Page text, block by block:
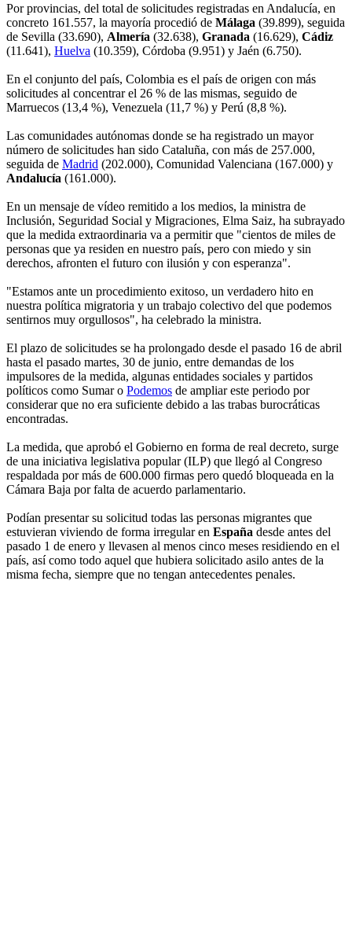
Por provincias, del total de solicitudes registradas en Andalucía, en
concreto 161.557, la mayoría procedió de Málaga (39.899), seguida
de Sevilla (33.690), Almería (32.638), Granada (16.629), Cádiz
(11.641), Huelva (10.359), Córdoba (9.951) y Jaén (6.750).
En el conjunto del país, Colombia es el país de origen con más
solicitudes al concentrar el 26 % de las mismas, seguido de
Marruecos (13,4 %), Venezuela (11,7 %) y Perú (8,8 %).
Las comunidades autónomas donde se ha registrado un mayor
número de solicitudes han sido Cataluña, con más de 257.000,
seguida de Madrid (202.000), Comunidad Valenciana (167.000) y
Andalucía (161.000).
En un mensaje de vídeo remitido a los medios, la ministra de
Inclusión, Seguridad Social y Migraciones, Elma Saiz, ha subrayado
que la medida extraordinaria va a permitir que "cientos de miles de
personas que ya residen en nuestro país, pero con miedo y sin
derechos, afronten el futuro con ilusión y con esperanza".
"Estamos ante un procedimiento exitoso, un verdadero hito en
nuestra política migratoria y un trabajo colectivo del que podemos
sentirnos muy orgullosos", ha celebrado la ministra.
El plazo de solicitudes se ha prolongado desde el pasado 16 de abril
hasta el pasado martes, 30 de junio, entre demandas de los
impulsores de la medida, algunas entidades sociales y partidos
políticos como Sumar o Podemos de ampliar este periodo por
considerar que no era suficiente debido a las trabas burocráticas
encontradas.
La medida, que aprobó el Gobierno en forma de real decreto, surge
de una iniciativa legislativa popular (ILP) que llegó al Congreso
respaldada por más de 600.000 firmas pero quedó bloqueada en la
Cámara Baja por falta de acuerdo parlamentario.
Podían presentar su solicitud todas las personas migrantes que
estuvieran viviendo de forma irregular en España desde antes del
pasado 1 de enero y llevasen al menos cinco meses residiendo en el
país, así como todo aquel que hubiera solicitado asilo antes de la
misma fecha, siempre que no tengan antecedentes penales.